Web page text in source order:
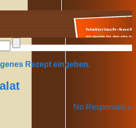
Rezept eingeben.
No Responses »